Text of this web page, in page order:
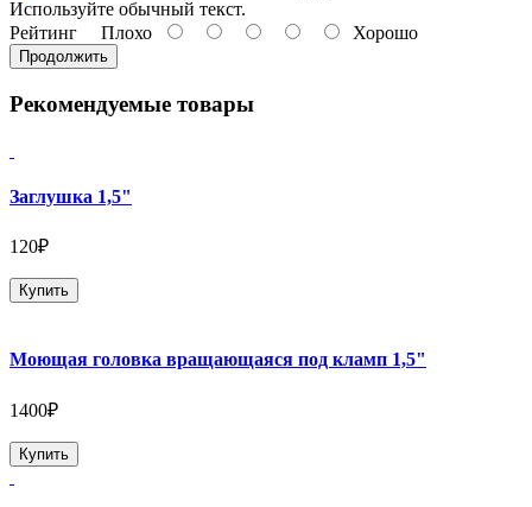
Используйте обычный текст.
Рейтинг Плохо Хорошо
Продолжить
Рекомендуемые товары
Заглушка 1,5"
120₽
Купить
Моющая головка вращающаяся под кламп 1,5"
1400₽
Купить